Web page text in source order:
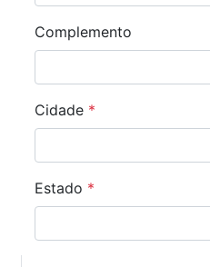
Complemento
Cidade *
Estado *